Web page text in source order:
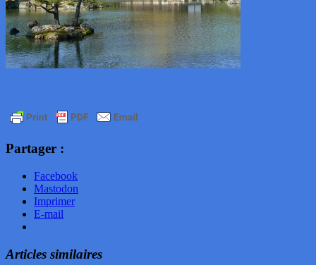
Partager :
Facebook
Mastodon
Imprimer
E-mail
Articles similaires